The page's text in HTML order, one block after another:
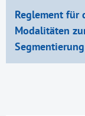
Reglement für
Modalitäten
Segmentierung